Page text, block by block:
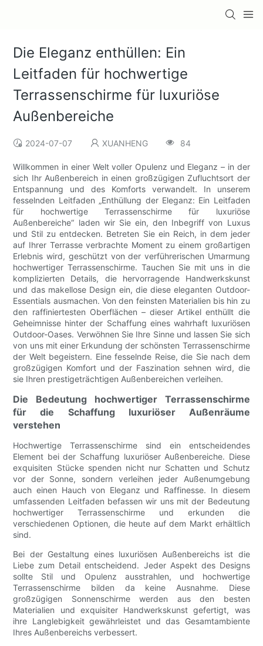
Die Eleganz enthüllen: Ein
Leitfaden für hochwertige
Terrassenschirme für luxuriöse
Außenbereiche
2024-07-07 XUANHENG 84
Willkommen in einer Welt voller Opulenz und Eleganz – in der
sich Ihr Außenbereich in einen großzügigen Zufluchtsort der
Entspannung und des Komforts verwandelt. In unserem
fesselnden Leitfaden „Enthüllung der Eleganz: Ein Leitfaden
für hochwertige Terrassenschirme für luxuriöse
Außenbereiche“ laden wir Sie ein, den Inbegriff von Luxus
und Stil zu entdecken. Betreten Sie ein Reich, in dem jeder
auf Ihrer Terrasse verbrachte Moment zu einem großartigen
Erlebnis wird, geschützt von der verführerischen Umarmung
hochwertiger Terrassenschirme. Tauchen Sie mit uns in die
komplizierten Details, die hervorragende Handwerkskunst
und das makellose Design ein, die diese eleganten Outdoor-
Essentials ausmachen. Von den feinsten Materialien bis hin zu
den raffiniertesten Oberflächen – dieser Artikel enthüllt die
Geheimnisse hinter der Schaffung eines wahrhaft luxuriösen
Outdoor-Oases. Verwöhnen Sie Ihre Sinne und lassen Sie sich
von uns mit einer Erkundung der schönsten Terrassenschirme
der Welt begeistern. Eine fesselnde Reise, die Sie nach dem
großzügigen Komfort und der Faszination sehnen wird, die
sie Ihren prestigeträchtigen Außenbereichen verleihen.
Die Bedeutung hochwertiger Terrassenschirme
für die Schaffung luxuriöser Außenräume
verstehen
Hochwertige Terrassenschirme sind ein entscheidendes
Element bei der Schaffung luxuriöser Außenbereiche. Diese
exquisiten Stücke spenden nicht nur Schatten und Schutz
vor der Sonne, sondern verleihen jeder Außenumgebung
auch einen Hauch von Eleganz und Raffinesse. In diesem
umfassenden Leitfaden befassen wir uns mit der Bedeutung
hochwertiger Terrassenschirme und erkunden die
verschiedenen Optionen, die heute auf dem Markt erhältlich
sind.
Bei der Gestaltung eines luxuriösen Außenbereichs ist die
Liebe zum Detail entscheidend. Jeder Aspekt des Designs
sollte Stil und Opulenz ausstrahlen, und hochwertige
Terrassenschirme bilden da keine Ausnahme. Diese
großzügigen Sonnenschirme werden aus den besten
Materialien und exquisiter Handwerkskunst gefertigt, was
ihre Langlebigkeit gewährleistet und das Gesamtambiente
Ihres Außenbereichs verbessert.